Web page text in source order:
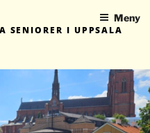
SENIORER I UPPSALA
Meny